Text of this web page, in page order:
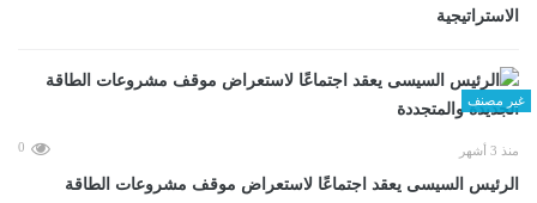
الاستراتيجية
غير مصنف
منذ 3 أشهر 0
الرئيس السيسى يعقد اجتماعًا لاستعراض موقف مشروعات الطاقة